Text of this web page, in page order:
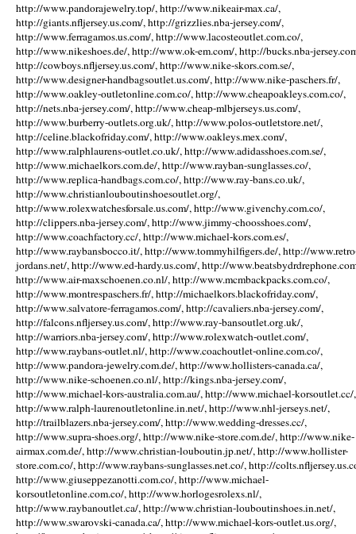
http://www.pandorajewelry.top/, http://www.nikeair-max.ca/,
http://giants.nfljersey.us.com/, http://grizzlies.nba-jersey.com/,
http://www.ferragamos.us.com/, http://www.lacosteoutlet.com.co/,
http://www.nikeshoes.de/, http://www.ok-em.com/, http://bucks.nba-
http://cowboys.nfljersey.us.com/, http://www.nike-skors.com.se/,
http://www.designer-handbagsoutlet.us.com/, http://www.nike-paschers.fr/,
http://www.oakley-outletonline.com.co/, http://www.cheapoakleys.com.co/,
http://nets.nba-jersey.com/, http://www.cheap-mlbjerseys.us.com/,
http://www.burberry-outlets.org.uk/, http://www.polos-outletstore.net/,
http://celine.blackofriday.com/, http://www.oakleys.mex.com/,
http://www.ralphlaurens-outlet.co.uk/, http://www.adidasshoes.com.se/,
http://www.michaelkors.com.de/, http://www.rayban-sunglasses.co/,
http://www.replica-handbags.com.co/, http://www.ray-bans.co.uk/,
http://www.christianlouboutinshoesoutlet.org/,
http://www.rolexwatchesforsale.us.com/, http://www.givenchy.com.co/,
http://clippers.nba-jersey.com/, http://www.jimmy-choosshoes.com/,
http://www.coachfactory.cc/, http://www.michael-kors.com.es/,
http://www.raybansbocco.it/, http://www.tommyhilfigers.de/, http://
jordans.net/, http://www.ed-hardy.us.com/, http://
http://www.air-maxschoenen.co.nl/, http://www.mcmbackpacks.com.co/,
http://www.montrespaschers.fr/, http://michaelkors.blackofriday.com/,
http://www.salvatore-ferragamos.com/, http://cavaliers.nba-jersey.com/,
http://falcons.nfljersey.us.com/, http://www.ray-bansoutlet.org.uk/,
http://warriors.nba-jersey.com/, http://www.rolexwatch-outlet.com/,
http://www.raybans-outlet.nl/, http://www.coachoutlet-online.com.co/,
http://www.pandora-jewelry.com.de/, http://www.hollisters-canada.ca/,
http://www.nike-schoenen.co.nl/, http://kings.nba-jersey.com/,
http://www.michael-kors-australia.com.au/, http://www.michael-korsoutlet.cc/,
http://www.ralph-laurenoutletonline.in.net/, http://www.nhl-jerseys.net/,
http://trailblazers.nba-jersey.com/, http://www.wedding-dresses.cc/,
http://www.supra-shoes.org/, http://www.nike-store.com.de/, http://www.nike-
airmax.com.de/, http://www.christian-louboutin.jp.net/, http://www.hollister-
store.com.co/, http://www.raybans-sunglasses.net.co/, http://
http://www.giuseppezanotti.com.co/, http://www.michael-
korsoutletonline.com.co/, http://www.horlogesrolexs.nl/,
http://www.raybanoutlet.ca/, http://www.christian-louboutinshoes.in.net/,
http://www.swarovski-canada.ca/, http://www.michael-kors-outlet.us.org/,